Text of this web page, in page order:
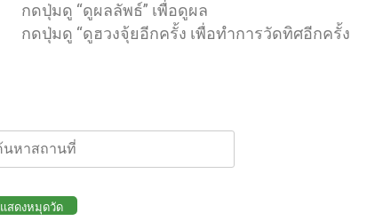
กดปุ่มดู “ดูผลลัพธ์” เพื่อดูผล
กดปุ่มดู “ดูฮวงจุ้ยอีกครั้ง เพื่อทำการวัดทิศอีกครั้ง
แสดงหมุดวัด